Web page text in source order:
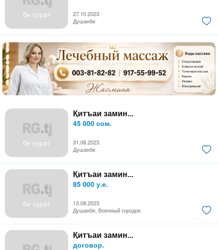
бе сурат
27.10.2023
Душанбе
бе сурат
Қитъаи замин...
45 000 сом.
31.08.2023
Душанбе
бе сурат
Қитъаи замин...
85 000 у.е.
13.08.2023
Душанбе, Военный городок
Қитъаи замин...
договор.